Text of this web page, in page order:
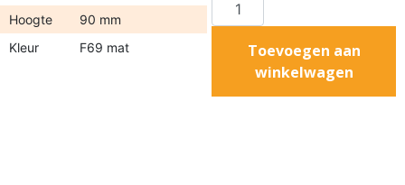
Hoogte
90 mm
Kleur
F69 mat
Toevoegen aan
winkelwagen